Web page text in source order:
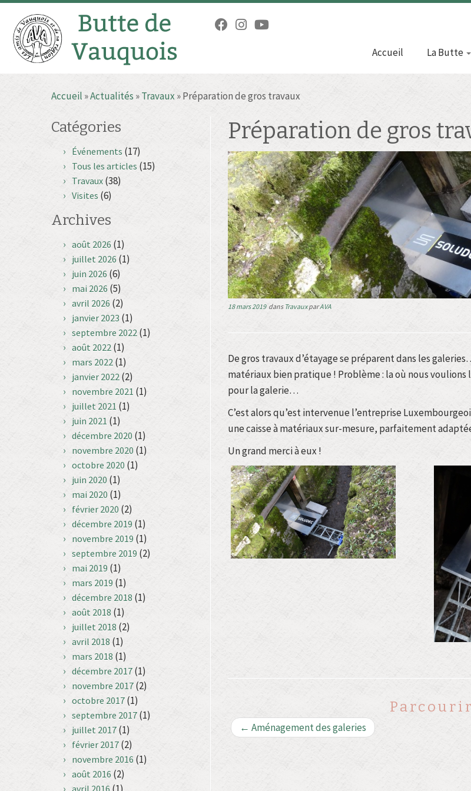
Accueil La Butte
Accueil »Actualités»Travaux »Préparation de gros travaux
Catégories
Événements (17)
Tous les articles (15)
Travaux (38)
Visites (6)
Archives
août 2026 (1)
juillet 2026 (1)
juin 2026 (6)
mai 2026 (5)
avril 2026 (2)
janvier 2023 (1)
septembre 2022 (1)
août 2022 (1)
mars 2022 (1)
janvier 2022 (2)
novembre 2021 (1)
juillet 2021 (1)
juin 2021 (1)
décembre 2020 (1)
novembre 2020 (1)
octobre 2020 (1)
juin 2020 (1)
mai 2020 (1)
février 2020 (2)
décembre 2019 (1)
novembre 2019 (1)
septembre 2019 (2)
mai 2019 (1)
mars 2019 (1)
décembre 2018 (1)
août 2018 (1)
juillet 2018 (2)
avril 2018 (1)
mars 2018 (1)
décembre 2017 (1)
novembre 2017 (2)
octobre 2017 (1)
septembre 2017 (1)
juillet 2017 (1)
février 2017 (2)
novembre 2016 (1)
août 2016 (2)
avril 2016
Préparation de gros
18 mars 2019dans TravauxparAVA
De gros travaux d’étayage se préparent dans les
matériaux bien pratique ! Problème : la où nous
pour la galerie…
C’est alors qu’est intervenue l’entreprise
une caisse à matériaux sur-mesure, parfaitement
Un grand merci à eux !
← Aménagement des galeries